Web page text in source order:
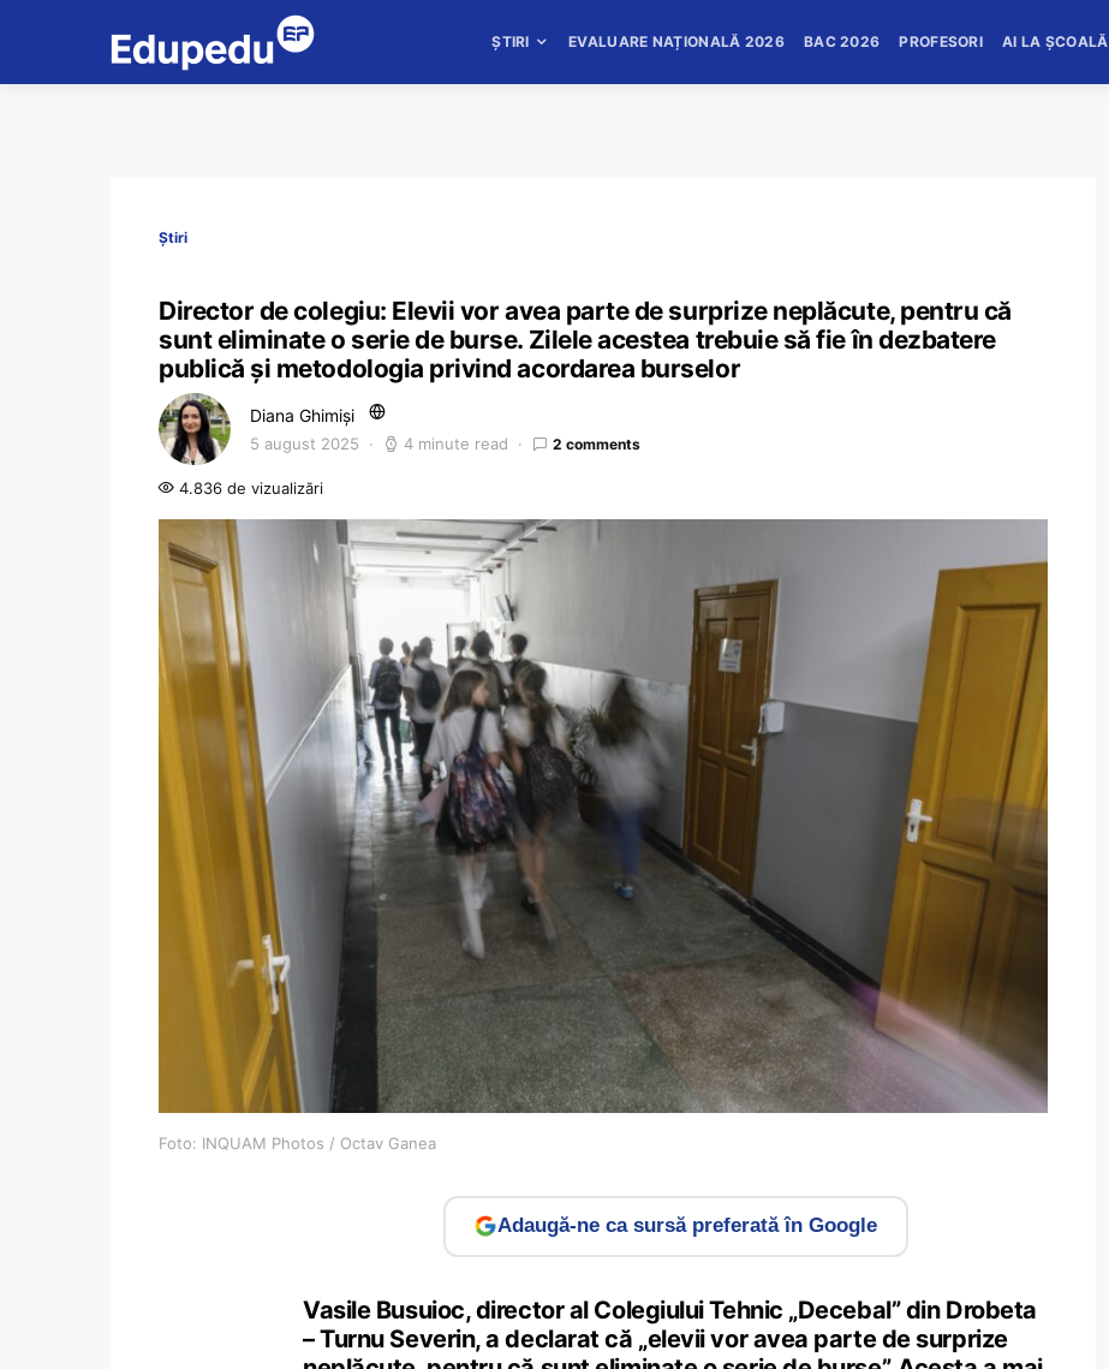
ȘTIRI EVALUARE NAȚIONALĂ 2026 BAC 2026 PROFESORI AI LA ȘCOALĂ
Știri
Director de colegiu: Elevii vor avea parte de surprize neplăcute, pentru că
sunt eliminate o serie de burse. Zilele acestea trebuie să fie în dezbatere
publică și metodologia privind acordarea burselor
Diana Ghimiși
5 august 2025 4 minute read 2 comments
4.836 de vizualizări
Foto: INQUAM Photos / Octav Ganea
Adaugă-ne ca sursă preferată în Google
Vasile Busuioc, director al Colegiului Tehnic „Decebal” din Drobeta
– Turnu Severin, a declarat că „elevii vor avea parte de surprize